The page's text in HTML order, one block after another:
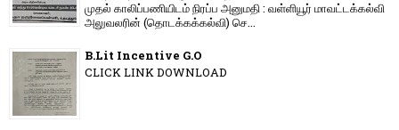
முதல் காலிப்பணியிடம் நிரப்ப அனுமதி : வள்ளியூர் மாவட்டக்கல்வி
அலுவலரின் (தொடக்கக்கல்வி) செ...
B.Lit Incentive G.O
CLICK LINK DOWNLOAD